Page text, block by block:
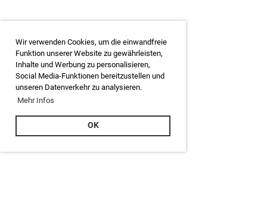
Wir verwenden Cookies, um die einwandfreie
Funktion unserer Website zu gewährleisten,
Inhalte und Werbung zu personalisieren,
Social Media-Funktionen bereitzustellen und
unseren Datenverkehr zu analysieren.
Mehr Infos
OK